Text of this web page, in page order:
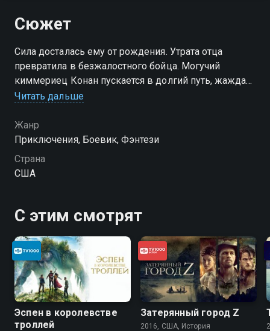
Сюжет
Сила досталась ему от рождения. Утрата отца
превратила в безжалостного бойца. Могучий
киммериец Конан пускается в долгий путь, жаждая
отомстить за гибель родни. Однако то, что
стремительно перерастает в грандиозное
противостояние с потусторонними существами,
поработившими племена легендарной Хайбории.
«Конан-Варвар» — смотрите онлайн в хорошем
Читать дальше
Жанр
Приключения, Боевик, Фэнтези
Страна
США
С этим смотрят
Эспен в королевстве
троллей
Затерянный город Z
2016, США, История